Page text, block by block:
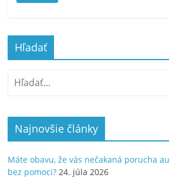
Hľadať
Najnovšie články
Máte obavu, že vás nečakaná porucha
bez pomoci? 24. júla 2026